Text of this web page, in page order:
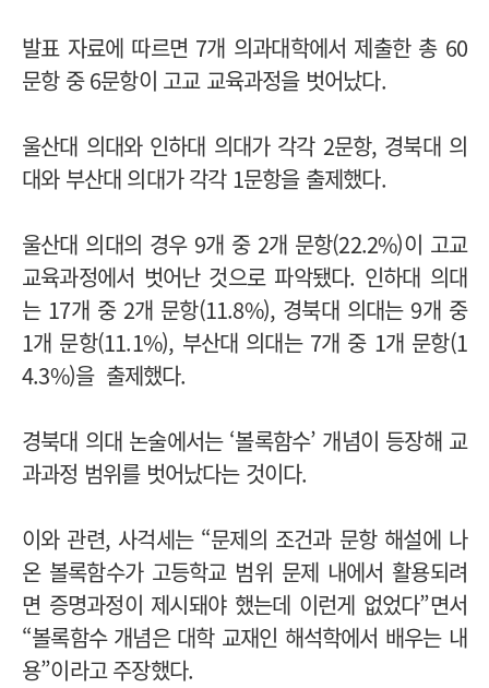
발표 자료에 따르면 7개 의과대학에서 제출한 총 60
문항 중 6문항이 고교 교육과정을 벗어났다.
울산대 의대와 인하대 의대가 각각 2문항, 경북대 의
대와 부산대 의대가 각각 1문항을 출제했다.
울산대 의대의 경우 9개 중 2개 문항(22.2%)이 고교
교육과정에서 벗어난 것으로 파악됐다. 인하대 의대
는 17개 중 2개 문항(11.8%), 경북대 의대는 9개 중
1개 문항(11.1%), 부산대 의대는 7개 중 1개 문항(1
4.3%)을 출제했다.
경북대 의대 논술에서는 ‘볼록함수’ 개념이 등장해 교
과과정 범위를 벗어났다는 것이다.
이와 관련, 사걱세는 “문제의 조건과 문항 해설에 나
온 볼록함수가 고등학교 범위 문제 내에서 활용되려
면 증명과정이 제시돼야 했는데 이런게 없었다”면서
“볼록함수 개념은 대학 교재인 해석학에서 배우는 내
용”이라고 주장했다.